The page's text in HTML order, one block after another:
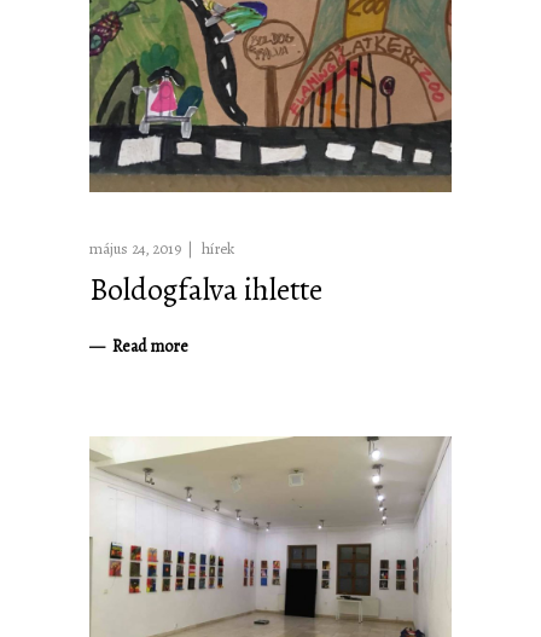
május 24, 2019 hírek
Boldogfalva ihlette
Read more